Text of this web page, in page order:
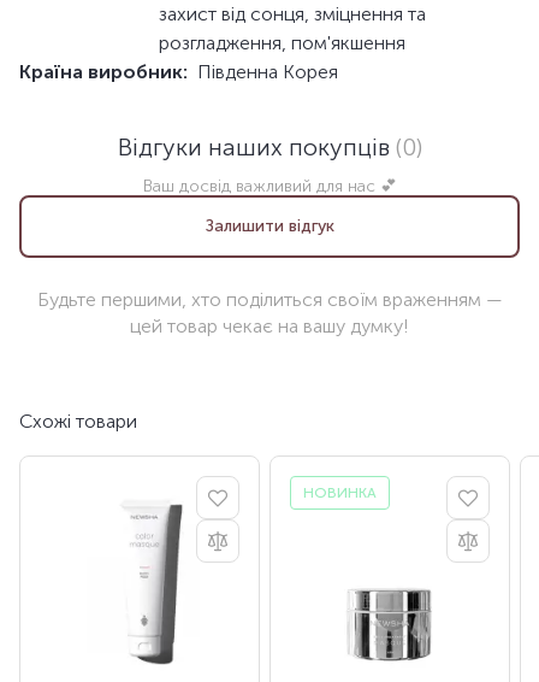
захист від сонця, зміцнення та
розгладження, пом'якшення
Країна виробник: Південна Корея
Відгуки наших покупців (0)
Ваш досвід важливий для нас 💕
Залишити відгук
Будьте першими, хто поділиться своїм враженням —
цей товар чекає на вашу думку!
Схожі товари
НОВИНКА